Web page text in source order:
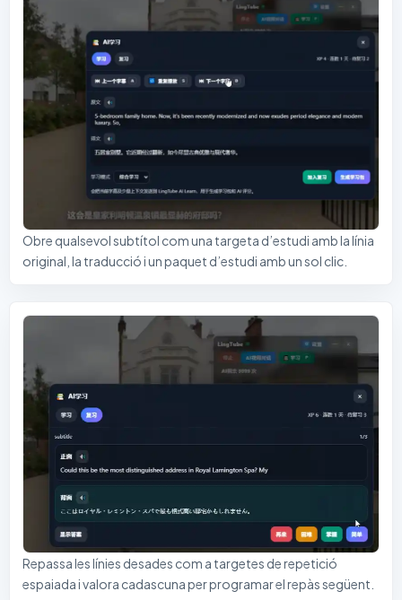
Obre qualsevol subtítol com una targeta d’estudi amb la línia
original, la traducció i un paquet d’estudi amb un sol clic.
Repassa les línies desades com a targetes de repetició
espaiada i valora cadascuna per programar el repàs següent.